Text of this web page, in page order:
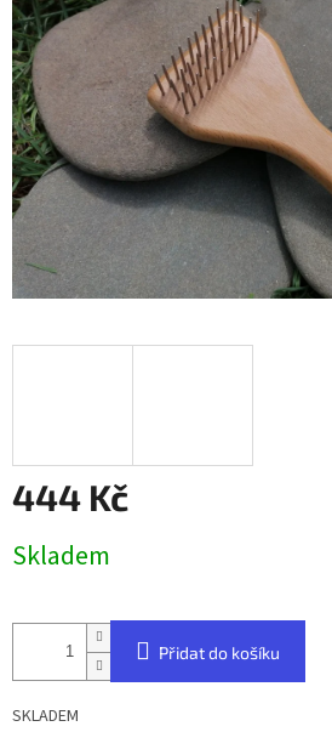
hvězdiček.
444 Kč
cena:
Skladem
Přidat do košíku
SKLADEM